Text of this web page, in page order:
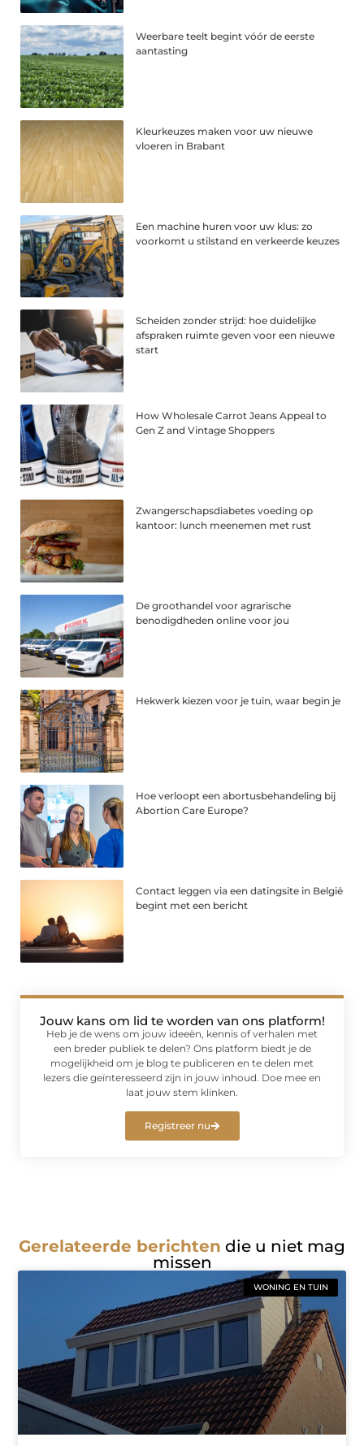
Weerbare teelt begint vóór de eerste
aantasting
Kleurkeuzes maken voor uw nieuwe
vloeren in Brabant
Een machine huren voor uw klus: zo
voorkomt u stilstand en verkeerde keuzes
Scheiden zonder strijd: hoe duidelijke
afspraken ruimte geven voor een nieuwe
start
How Wholesale Carrot Jeans Appeal to
Gen Z and Vintage Shoppers
Zwangerschapsdiabetes voeding op
kantoor: lunch meenemen met rust
De groothandel voor agrarische
benodigdheden online voor jou
Hekwerk kiezen voor je tuin, waar begin je
Hoe verloopt een abortusbehandeling bij
Abortion Care Europe?
Contact leggen via een datingsite in België
begint met een bericht
Jouw kans om lid te worden van ons platform!
Heb je de wens om jouw ideeën, kennis of verhalen met
een breder publiek te delen? Ons platform biedt je de
mogelijkheid om je blog te publiceren en te delen met
lezers die geïnteresseerd zijn in jouw inhoud. Doe mee en
laat jouw stem klinken.
Registreer nu
Gerelateerde berichten die u niet mag
missen
WONING EN TUIN